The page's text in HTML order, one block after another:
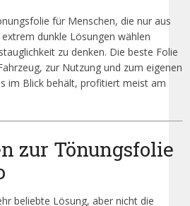
für Menschen, die nur aus
dunkle Lösungen wählen
zu denken. Die beste Folie
zur Nutzung und zum eigenen
im Blick behält, profitiert meist am
zur Tönungsfolie
beliebte Lösung, aber nicht die